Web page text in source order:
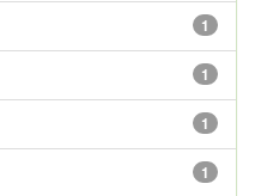
1
1
1
1